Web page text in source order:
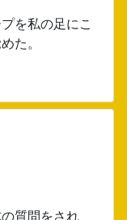
を私の足にこ
た。
質問をされ